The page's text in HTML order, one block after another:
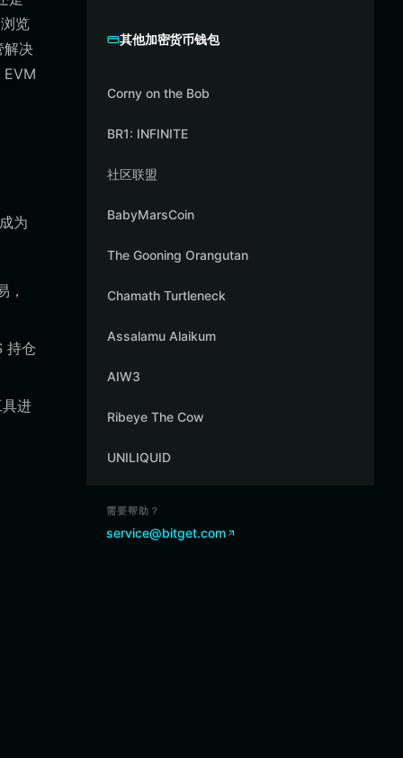
览
解决
EVM
为
，
持仓
进
其他加密货币钱包
Corny on the Bob
BR1: INFINITE
社区联盟
BabyMarsCoin
The Gooning Orangutan
Chamath Turtleneck
Assalamu Alaikum
AIW3
Ribeye The Cow
UNILIQUID
需要帮助？
service@bitget.com